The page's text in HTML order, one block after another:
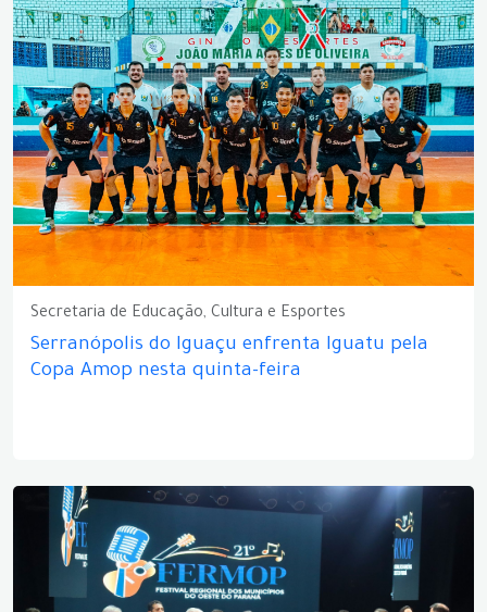
Secretaria de Educação, Cultura e Esportes
Serranópolis do Iguaçu enfrenta Iguatu pela
Copa Amop nesta quinta-feira